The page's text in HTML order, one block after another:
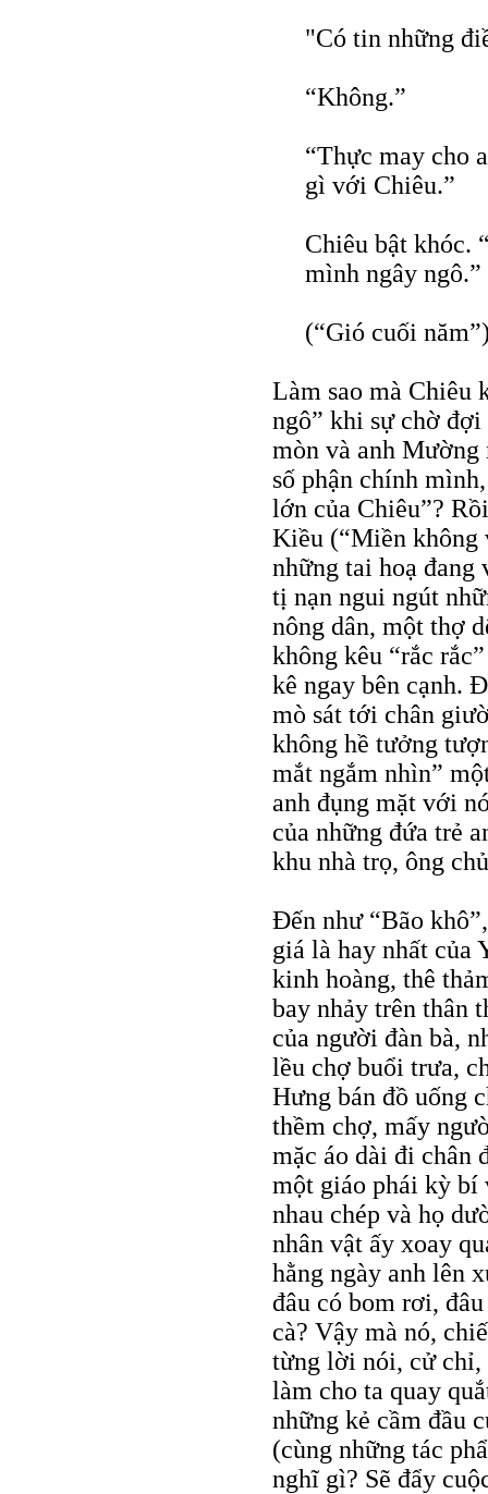
"Có tin những
“Không.”
“Thực may cho
gì với Chiêu.”
Chiêu bật khóc.
mình ngây ngô.”
(“Gió cuối
Làm sao mà Chiêu
ngô” khi sự chờ
mòn và anh
số phận chính
lớn của Chiêu”?
Kiều (“Miền không
những tai hoạ đang
tị nạn ngui ngút
nông dân, một thợ
không kêu “rắc
kê ngay bên cạnh.
mò sát tới chân
không hề tưởng
mắt ngắm nhìn”
anh đụng mặt với
của những đứa trẻ
khu nhà trọ, ông
Ðến như “Bão
giá là hay nhất của
kinh hoàng, thê
bay nhảy trên thân
của người đàn bà,
lều chợ buổi trưa,
Hưng bán đồ uống
thềm chợ, mấy
mặc áo dài đi chân
một giáo phái kỳ bí
nhau chép và họ
nhân vật ấy xoay
hằng ngày anh lên
đâu có bom rơi,
cà? Vậy mà nó,
từng lời nói, cử chỉ,
làm cho ta quay
những kẻ cầm đầu
(cùng những tác
nghĩ gì? Sẽ đẩy